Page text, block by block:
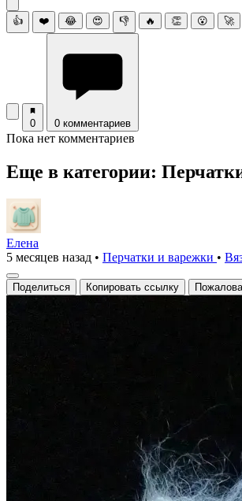
👍 ❤️ 😂 😍 👎 🔥 👏 😮 🚀
0 0 комментариев
Пока нет комментариев
Еще в категории:
Елена
5 месяцев назад • Перчатки и варежки •
Поделиться Копировать ссылку